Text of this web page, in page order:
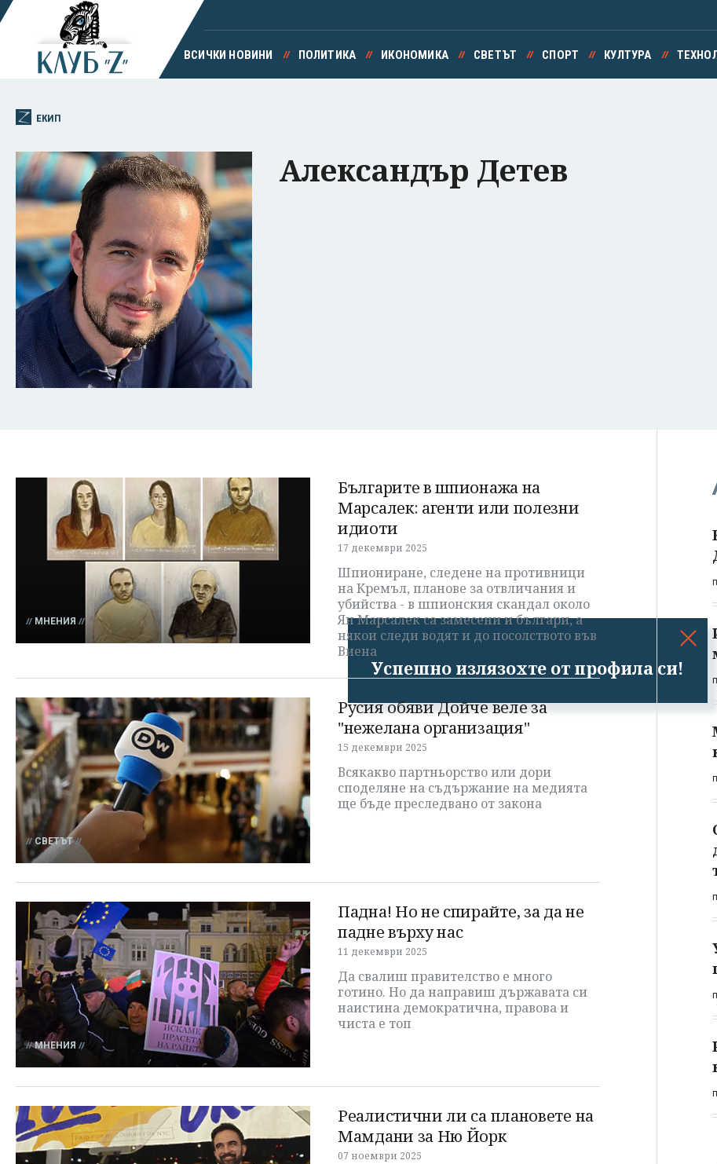
Успешно излязохте от профила си!
ВСИЧКИ НОВИНИ ПОЛИТИКА ИКОНОМИКА СВЕТЪТ СПОРТ КУЛТУРА
ЕКИП
Александър Детев
МНЕНИЯ
Българите в шпионажа на
Марсалек: агенти или полезни
идиоти
17 декември 2025
Шпиониране, следене на противници
на Кремъл, планове за отвличания и
убийства - в шпионския скандал около
Ян Марсалек са замесени и българи, а
някои следи водят и до посолството във
Виена
СВЕТЪТ
Русия обяви Дойче веле за
"нежелана организация"
15 декември 2025
Всякакво партньорство или дори
споделяне на съдържание на медията
ще бъде преследвано от закона
МНЕНИЯ
Падна! Но не спирайте, за да не
падне върху нас
11 декември 2025
Да свалиш правителство е много
готино. Но да направиш държавата си
наистина демократична, правова и
чиста е топ
Реалистични ли са плановете на
Мамдани за Ню Йорк
07 ноември 2025